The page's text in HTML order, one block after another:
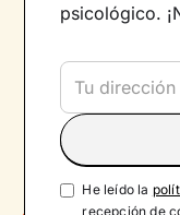
psicológico.
He leído la
recepción de